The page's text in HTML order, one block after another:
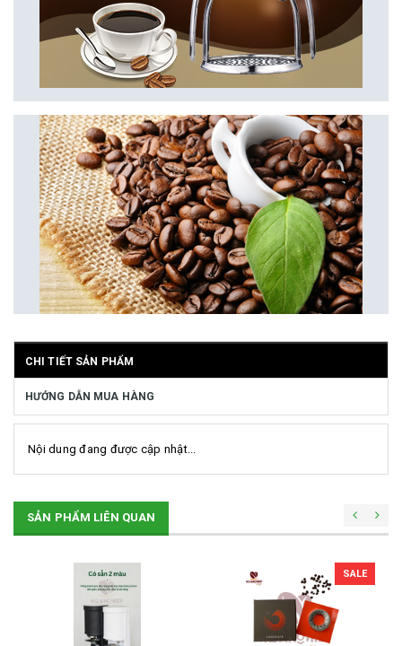
CHI TIẾT SẢN PHẨM
HƯỚNG DẪN MUA HÀNG
Nội dung đang được cập nhật...
SẢN PHẨM LIÊN QUAN
SALE